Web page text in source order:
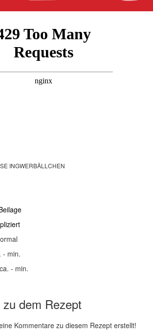
INGWERBÄLLCHEN
- min.
ca. - min.
dem Rezept
Kommentare zu diesem Rezept erstellt!